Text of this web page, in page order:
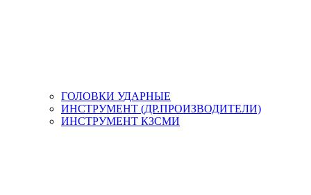
ГОЛОВКИ УДАРНЫЕ
ИНСТРУМЕНТ (ДР.ПРОИЗВОДИТЕЛИ)
ИНСТРУМЕНТ КЗСМИ